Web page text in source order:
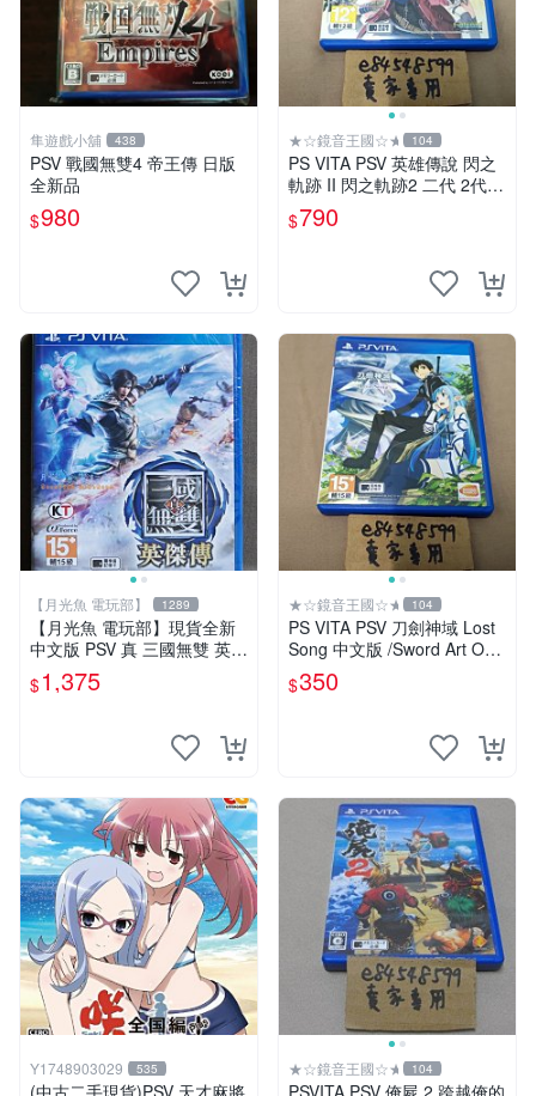
隼遊戲小舖 438
PSV 戰國無雙4 帝王傳 日版
全新品
$980
★☆鏡音王國☆★ 104
PS VITA PSV 英雄傳說 閃之
軌跡 II 閃之軌跡2 二代 2代
亞版 中文版 FALCOM 閃軌
$790
【月光魚 電玩部】 1289
【月光魚 電玩部】現貨全新
中文版 PSV 真 三國無雙 英傑
傳 一般版 亞版中文版
$1,375
★☆鏡音王國☆★ 104
PS VITA PSV 刀劍神域 Lost
Song 中文版 /Sword Art Onli
ne SAO
$350
Y1748903029 535 ★☆鏡音王國☆★ 104